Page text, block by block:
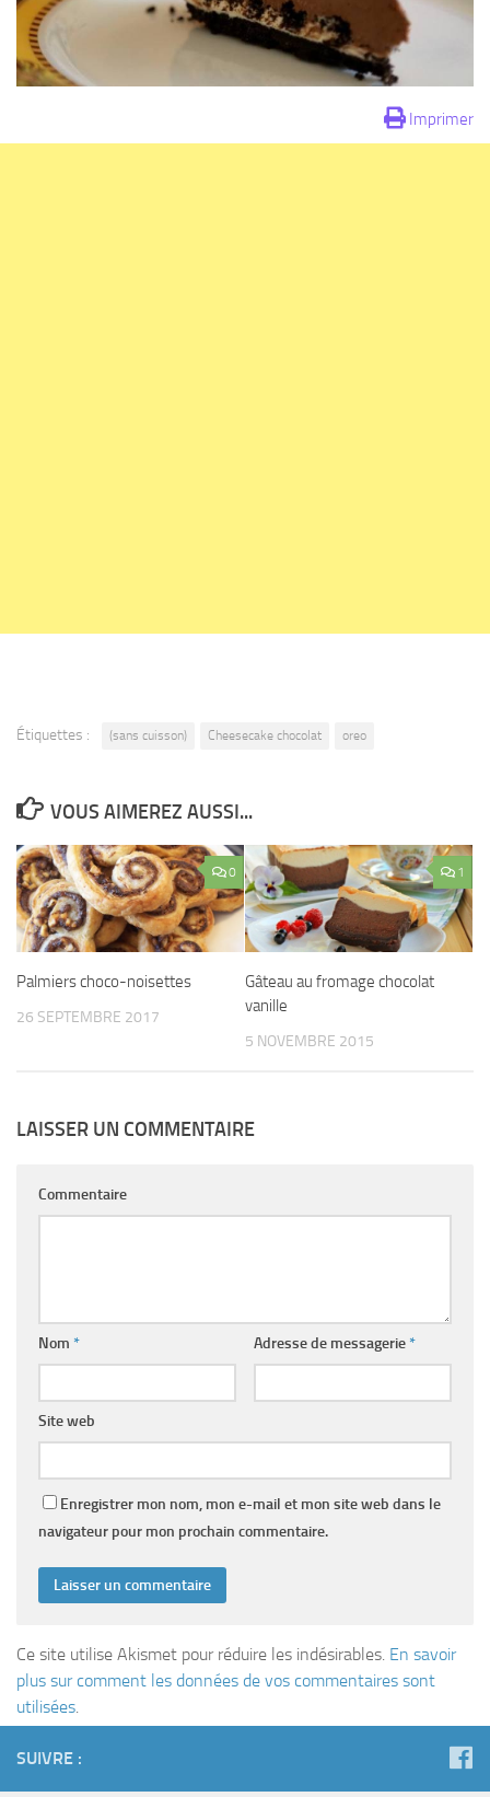
Imprimer
Étiquettes : (sans cuisson) Cheesecake chocolat oreo
VOUS AIMEREZ AUSSI...
0
Palmiers choco-noisettes
26 SEPTEMBRE 2017
1
Gâteau au fromage chocolat
vanille
5 NOVEMBRE 2015
LAISSER UN COMMENTAIRE
Commentaire
Nom * Adresse de messagerie*
Site web
Enregistrer mon nom, mon e-mail et mon site web dans le
navigateur pour mon prochain commentaire.
Ce site utilise Akismet pour réduire les indésirables. En savoir
plus sur comment les données de vos commentaires sont
utilisées.
SUIVRE :